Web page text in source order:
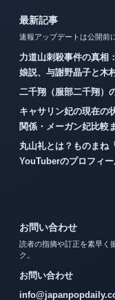
最新記事
速報アップデートは公開前
力道山刺殺事件の真相
娘説、与謝野晶子と木
二千翔（服部二千翔）
キャサリン妃の現在の
関係・メーガン妃比較
丸山礼とは？ものまね
YouTuberのプロフィ
お問い合わせ
読者の指摘や訂正を素早く
ク。
お問い合わせ